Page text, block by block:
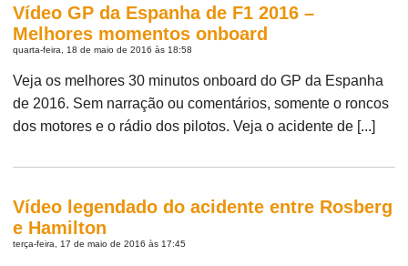
Vídeo GP da Espanha de F1 2016 –
Melhores momentos onboard
quarta-feira, 18 de maio de 2016 às 18:58
Veja os melhores 30 minutos onboard do GP da Espanha
de 2016. Sem narração ou comentários, somente o roncos
dos motores e o rádio dos pilotos. Veja o acidente de [...]
Vídeo legendado do acidente entre Rosberg
e Hamilton
terça-feira, 17 de maio de 2016 às 17:45